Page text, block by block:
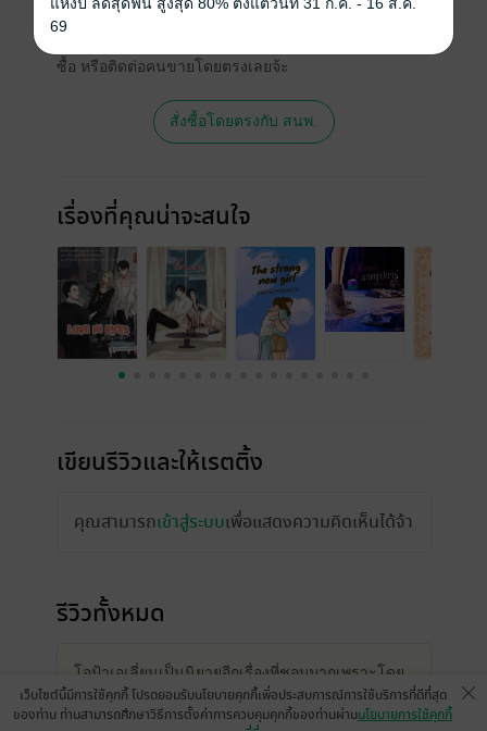
เวอร์ชันกระดาษมีวางขายที่เว็บไซต์สำนัก
ซื้อ หรือติดต่อคนขายโดยตรงเลยจ้ะ
สั่งซื้อโดยตรงกับ สนพ.
เรื่องที่คุณน่าจะสนใจ
เขียนรีวิวและให้เรตติ้ง
คุณสามารถเข้าสู่ระบบเพื่อแสดงความคิดเห็นได้จ้า
รีวิวทั้งหมด
โอป้าเอเลี่ยนเป็นนิยายอีกเรื่องที่ชอบมากเพราะโดย
ส่วนตัวเป็นติ่งเกาหลีแล้วชอบนิยายพวกแนว
แฟนตาซีอยู่แล้วด้วย พอมาอ่านเรื่องนี้เป็นเรื่องเรื่อง
เว็บไซต์นี้มีการใช้คุกกี้ โปรดยอมรับนโยบายคุกกี้เพื่อประสบการณ์การใช้บริการที่ดีที่สุด
ของท่าน ท่านสามารถศึกษาวิธีการตั้งค่าการควบคุมคุกกี้ของท่านผ่านนโยบายการใช้คุกกี้
69